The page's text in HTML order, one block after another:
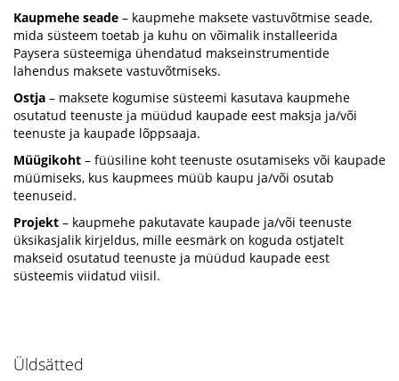
Kaupmehe seade – kaupmehe maksete vastuvõtmise seade,
mida süsteem toetab ja kuhu on võimalik installeerida
Paysera süsteemiga ühendatud makseinstrumentide
lahendus maksete vastuvõtmiseks.
Ostja – maksete kogumise süsteemi kasutava kaupmehe
osutatud teenuste ja müüdud kaupade eest maksja ja/või
teenuste ja kaupade lõppsaaja.
Müügikoht – füüsiline koht teenuste osutamiseks või kaupade
müümiseks, kus kaupmees müüb kaupu ja/või osutab
teenuseid.
Projekt – kaupmehe pakutavate kaupade ja/või teenuste
üksikasjalik kirjeldus, mille eesmärk on koguda ostjatelt
makseid osutatud teenuste ja müüdud kaupade eest
süsteemis viidatud viisil.
Üldsätted